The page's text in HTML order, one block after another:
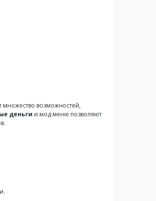
множество возможностей,
деньги и мод меню позволяют